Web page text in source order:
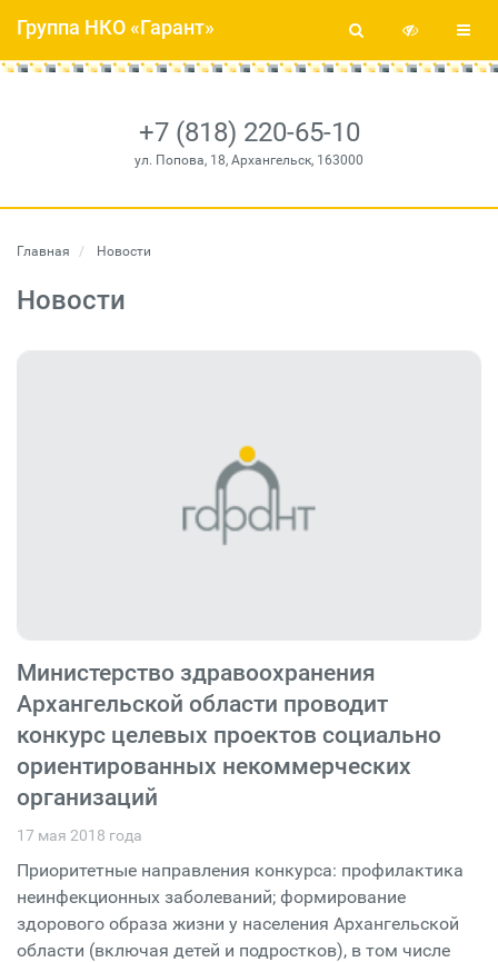
+7 (818) 220-65-10
ул. Попова, 18, Архангельск, 163000
Группа НКО «Гарант»
Главная Новости
Новости
Министерство здравоохранения
Архангельской области проводит
конкурс целевых проектов социально
ориентированных некоммерческих
организаций
17 мая 2018 года
Приоритетные направления конкурса: профилактика
неинфекционных заболеваний; формирование
здорового образа жизни у населения Архангельской
области (включая детей и подростков), в том числе